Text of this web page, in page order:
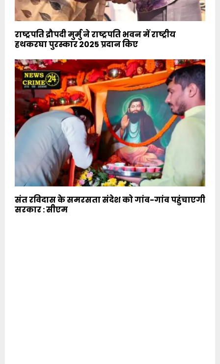
राष्ट्रपति द्रौपदी मुर्मु ने राष्ट्रपति भवन में राष्ट्रीय
हथकरघा पुरस्कार 2025 प्रदान किए
संत रविदास के समरसता संदेश को गांव-गांव पहुंचाएगी
सरकार : सीएम